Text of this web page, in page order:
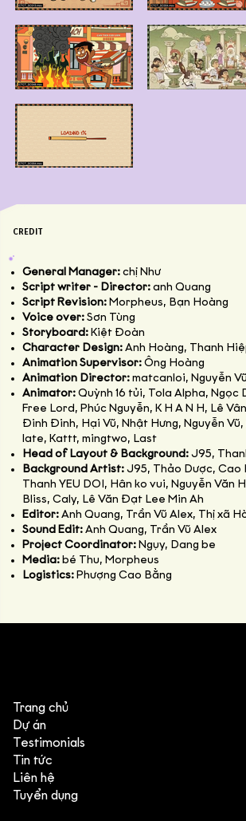
CREDIT
General Manager: chị Như
Script writer - Director: anh Quang
Script Revision: Morpheus, Bạn Hoàng
Voice over: Sơn Tùng
Storyboard: Kiệt Đoàn
Character Design: Anh Hoàng, Thanh
Animation Supervisor: Ông Hoàng
Animation Director: matcanloi, Nguyễn Vũ
Animator: Quỳnh 16 tủi, Tola Alpha, Ngọc
Free Lord, Phúc Nguyễn, K H A N H, Lê
Đinh Đinh, Hại Vũ, Nhật Hưng, Nguyễn
late, Kattt, mingtwo, Last
Head of Layout & Background: J95,
Background Artist: J95, Thảo Dược, Cao
Thanh YEU DOI, Hân ko vui, Nguyễn Văn
Bliss, Caly, Lê Văn Đạt Lee Min Ah
Editor: Anh Quang, Trần Vũ Alex, Thị xã
Sound Edit: Anh Quang, Trần Vũ Alex
Project Coordinator: Ngụy, Dang be
Media: bé Thu, Morpheus
Logistics: Phượng Cao Bằng
Trang chủ
Dự án
Testimonials
Tin tức
Liên hệ
Tuyển dụng